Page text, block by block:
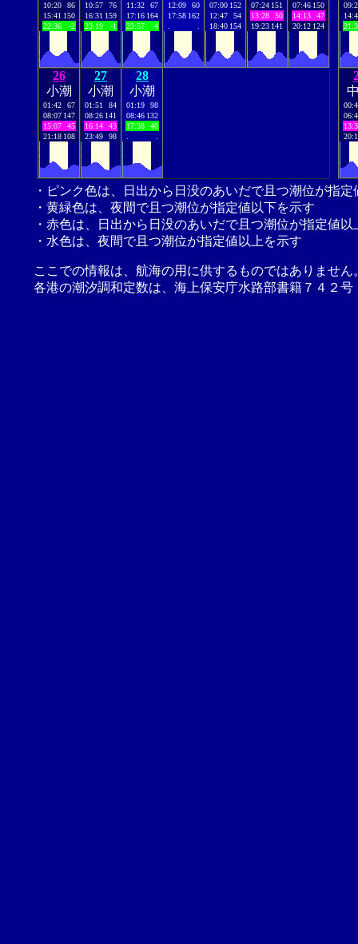
10:20
86
15:41 150
22:36
-2
10:57
76
16:31 159
23:19
-1
11:32
67
17:16 164
23:57
4
12:09
60
17:58 162
07:00 152
12:47
54
18:40 154
07:24 151
13:28
50
19:23 141
07:46 150
14:13
47
20:12 124
26
小潮
01:42
67
08:07 147
15:07
45
21:18 108
27
小潮
01:51
84
08:26 141
16:14
43
23:49
98
28
小潮
01:19
98
08:46 132
17:38
40
・ピンク色は、日出から日没のあいだで且つ潮位が指
・黄緑色は、夜間で且つ潮位が指定値以下を示す
・赤色は、日出から日没のあいだで且つ潮位が指定値以
・水色は、夜間で且つ潮位が指定値以上を示す
ここでの情報は、航海の用に供するものではありませ
各港の潮汐調和定数は、海上保安庁水路部書籍７４２